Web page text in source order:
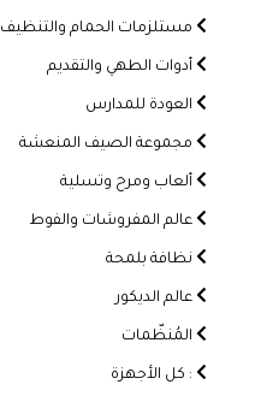
مستلزمات الحمام والتنظيف
أدوات الطهي والتقديم
العودة للمدارس
مجموعة الصيف المنعشة
ألعاب ومرح وتسلية
عالم المفروشات والفوط
نظافة بلمحة
عالم الديكور
المُنظّمات
: كل الأجهزة